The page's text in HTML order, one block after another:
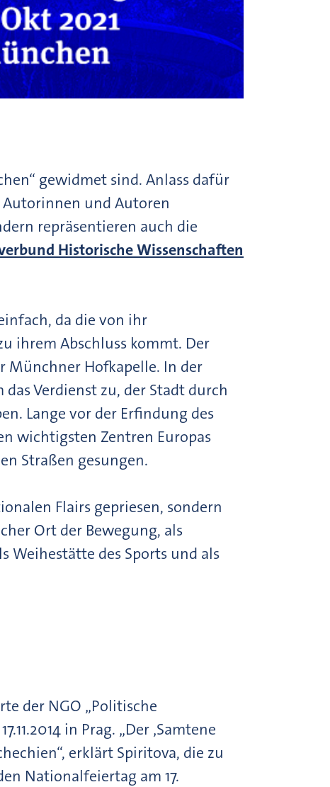
gewidmet sind. Anlass dafür
und Autoren
repräsentieren auch die
Historische Wissenschaften
da die von ihr
ihrem Abschluss kommt. Der
Münchner Hofkapelle. In der
Verdienst zu, der Stadt durch
Lange vor der Erfindung des
wichtigsten Zentren Europas
Straßen gesungen.
Flairs gepriesen, sondern
Ort der Bewegung, als
Weihestätte des Sports und als
der NGO „Politische
in Prag. „Der ‚Samtene
erklärt Spiritova, die zu
Nationalfeiertag am 17.